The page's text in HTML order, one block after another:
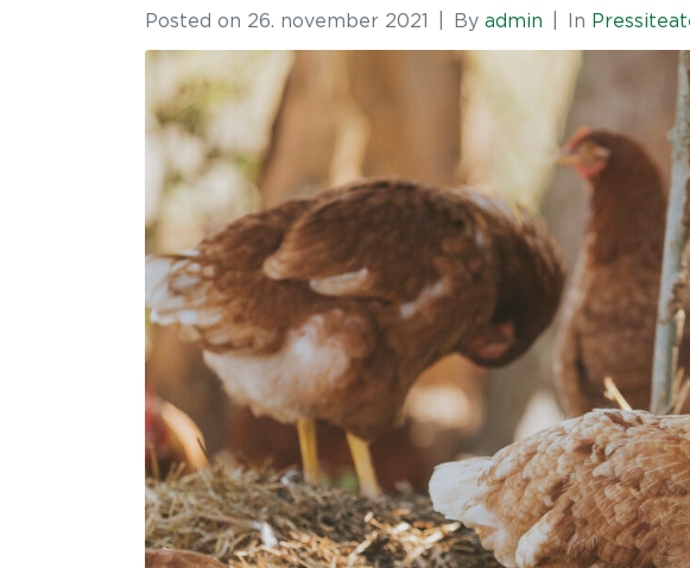
Posted on 26. november 2021 By admin In